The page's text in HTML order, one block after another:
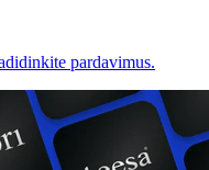
pardavimus.